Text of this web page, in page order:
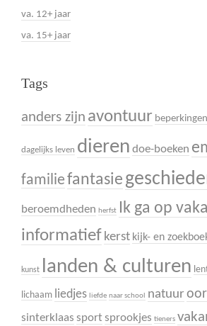
va. 12+ jaar
va. 15+ jaar
Tags
anders zijn avontuur beperkingen
dagelijks leven dieren doe-boeken
familiefantasie
beroemdheden herfst Ik ga op
informatief kerst kijk- en
kunst landen & culturen
lichaam liedjes liefde naar school natuur
sinterklaas sport sprookjes tieners